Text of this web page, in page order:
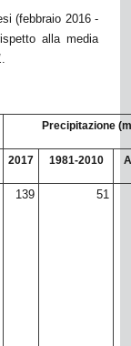
(febbraio 2016 -
alla media
.
Precipitazione
2017 1981-2010
139 51